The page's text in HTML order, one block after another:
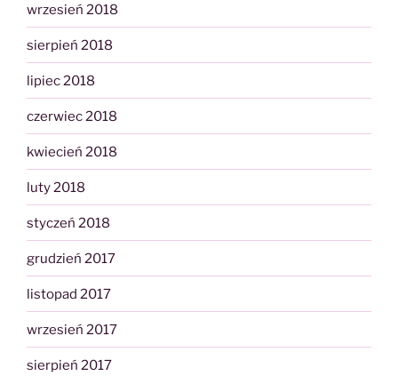
wrzesień 2018
sierpień 2018
lipiec 2018
czerwiec 2018
kwiecień 2018
luty 2018
styczeń 2018
grudzień 2017
listopad 2017
wrzesień 2017
sierpień 2017